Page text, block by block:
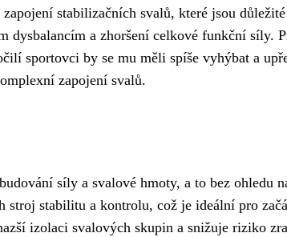
stabilizačních svalů, které jsou
dysbalancím a zhoršení celkové funkční síly.
sportovci by se mu měli spíše vyhýbat a
zapojení svalů.
síly a svalové hmoty, a to bez ohledu
stroj stabilitu a kontrolu, což je ideální pro
izolaci svalových skupin a snižuje riziko